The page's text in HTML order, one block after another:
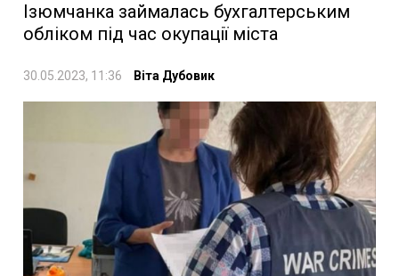
Ізюмчанка займалась бухгалтерським
обліком під час окупації міста
30.05.2023, 11:36 Віта Дубовик